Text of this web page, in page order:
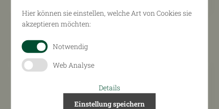
Tobias Schmid
Hier können sie einstellen, welche Art von Cookies sie
akzeptieren möchten:
Notwendig
Web Analyse
Einstellung speichern
Details